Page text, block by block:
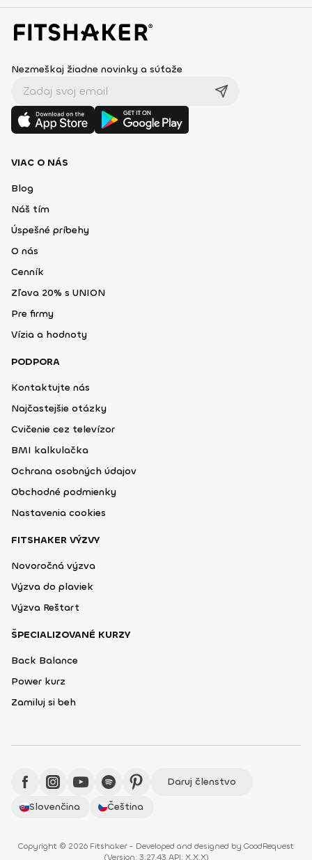
Nezmeškaj žiadne novinky a súťaže
VIAC O NÁS
Blog
Náš tím
Úspešné príbehy
O nás
Cenník
Zľava 20% s UNION
Pre firmy
Vízia a hodnoty
PODPORA
Kontaktujte nás
Najčastejšie otázky
Cvičenie cez televízor
BMI kalkulačka
Ochrana osobných údajov
Obchodné podmienky
Nastavenia cookies
FITSHAKER VÝZVY
Novoročná výzva
Výzva do plaviek
Výzva Reštart
ŠPECIALIZOVANÉ KURZY
Back Balance
Power kurz
Zamiluj si beh
Daruj členstvo
Slovenčina
Čeština
Copyright © 2026 Fitshaker - Developed and designed by GoodRequest
(Version: 3.27.43 API: X.X.X)